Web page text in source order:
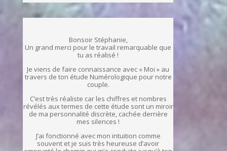
Bonsoir Stéphanie,
Un grand merci pour le travail remarquable que
tu as réalisé !
Je viens de faire connaissance avec « Moi » au
travers de ton étude Numérologique pour notre
couple.
C’est très réaliste car les chiffres et nombres
révélés aux termes de cette étude sont un miroir
de ma personnalité discrète, cachée derrière
mes silences !
J’ai fonctionné avec mon intuition comme
souvent et je suis très heureuse d’avoir